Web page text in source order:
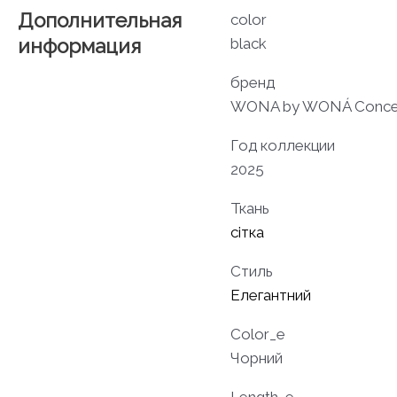
Дополнительная
информация
color
black
бренд
WONA by WONÁ
Год коллекции
2025
Ткань
сітка
Стиль
Елегантний
Color_e
Чорний